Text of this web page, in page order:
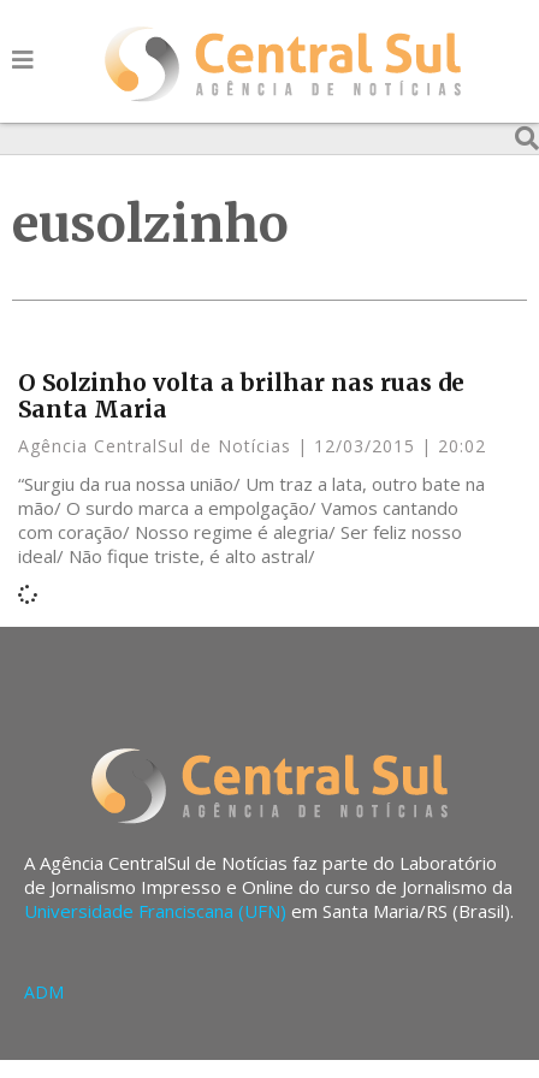
eusolzinho
O Solzinho volta a brilhar nas ruas de
Santa Maria
Agência CentralSul de Notícias 12/03/2015 20:02
“Surgiu da rua nossa união/ Um traz a lata, outro bate na
mão/ O surdo marca a empolgação/ Vamos cantando
com coração/ Nosso regime é alegria/ Ser feliz nosso
ideal/ Não fique triste, é alto astral/
A Agência CentralSul de Notícias faz parte do Laboratório
de Jornalismo Impresso e Online do curso de Jornalismo da
Universidade Franciscana (UFN) em Santa Maria/RS (Brasil).
ADM